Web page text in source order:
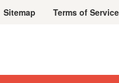
Sitemap Terms of Service